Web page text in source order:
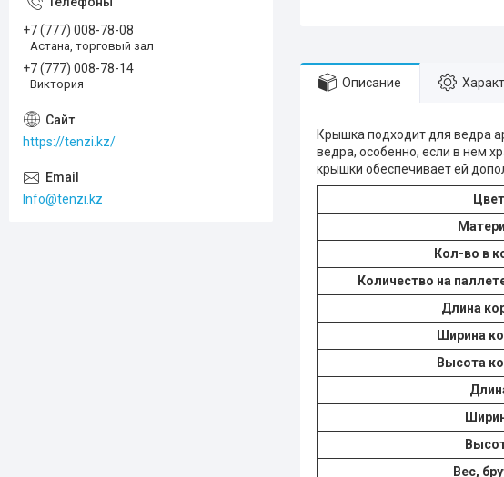
Описание
Крышка подходит для ведра
ведра, oсобенно, если в нем
крышки обеспечивает ей
Цвет
Кол-во в
Количество на
Длина
Ширина
Высота
Вес,
+7 (777) 008-78-08
Астана, торговый зал
+7 (777) 008-78-14
Виктория
https://tenzi.kz/
Info@tenzi.kz